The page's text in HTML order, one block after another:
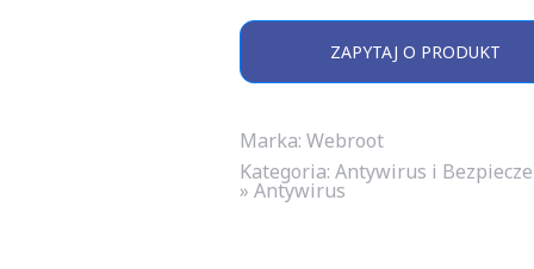
ZAPYTAJ O PRODUKT
Marka: Webroot
Kategoria: Antywirus i
» Antywirus